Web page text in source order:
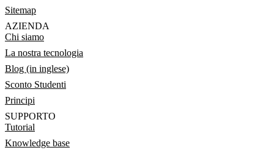
Sitemap
AZIENDA
Chi siamo
La nostra tecnologia
Blog (in inglese)
Sconto Studenti
Principi
SUPPORTO
Tutorial
Knowledge base